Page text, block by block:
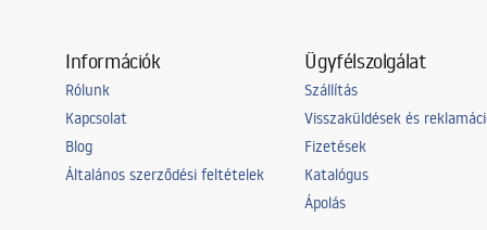
Információk
Rólunk
Kapcsolat
Blog
Általános szerződési feltételek
Ügyfélszolgálat
Szállítás
Visszaküldések és
Fizetések
Katalógus
Ápolás